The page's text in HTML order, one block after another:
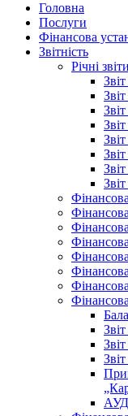
Головна
Послуги
Фінансова
Звітність
Річні